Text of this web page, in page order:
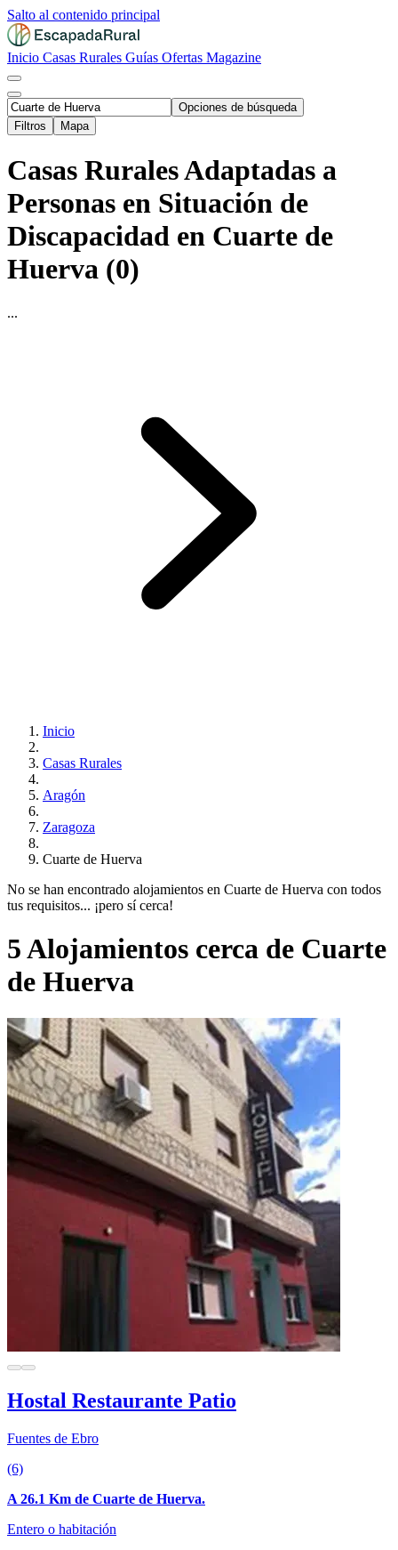
Salto al contenido principal
Inicio Casas Rurales Guías Ofertas Magazine
Opciones de búsqueda
Filtros
Mapa
Casas Rurales Adaptadas a
Personas en Situación de
Discapacidad en Cuarte de
Huerva (0)
...
Inicio
Casas Rurales
Aragón
Zaragoza
Cuarte de Huerva
No se han encontrado alojamientos en Cuarte de Huerva con todos
tus requisitos... ¡pero sí cerca!
5 Alojamientos cerca de Cuarte
de Huerva
Hostal Restaurante Patio
Fuentes de Ebro
(6)
A 26.1 Km de Cuarte de Huerva.
Entero o habitación